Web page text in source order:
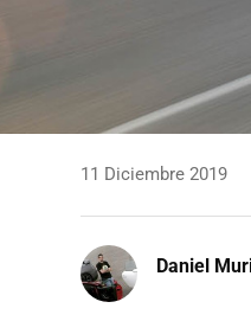
11 Diciembre 2019
Daniel